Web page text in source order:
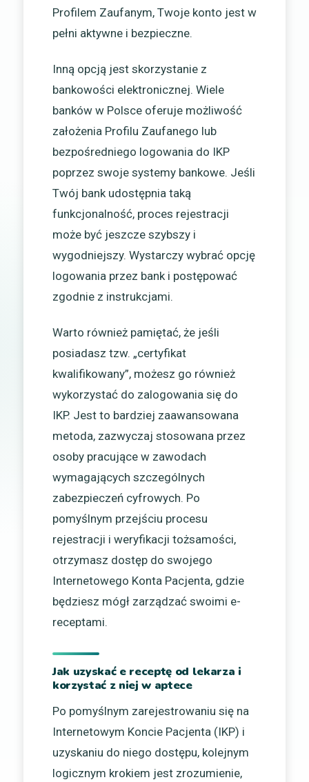
Profilem Zaufanym, Twoje konto jest w
pełni aktywne i bezpieczne.
Inną opcją jest skorzystanie z
bankowości elektronicznej. Wiele
banków w Polsce oferuje możliwość
założenia Profilu Zaufanego lub
bezpośredniego logowania do IKP
poprzez swoje systemy bankowe. Jeśli
Twój bank udostępnia taką
funkcjonalność, proces rejestracji
może być jeszcze szybszy i
wygodniejszy. Wystarczy wybrać opcję
logowania przez bank i postępować
zgodnie z instrukcjami.
Warto również pamiętać, że jeśli
posiadasz tzw. „certyfikat
kwalifikowany”, możesz go również
wykorzystać do zalogowania się do
IKP. Jest to bardziej zaawansowana
metoda, zazwyczaj stosowana przez
osoby pracujące w zawodach
wymagających szczególnych
zabezpieczeń cyfrowych. Po
pomyślnym przejściu procesu
rejestracji i weryfikacji tożsamości,
otrzymasz dostęp do swojego
Internetowego Konta Pacjenta, gdzie
będziesz mógł zarządzać swoimi e-
receptami.
Jak uzyskać e receptę od lekarza i
korzystać z niej w aptece
Po pomyślnym zarejestrowaniu się na
Internetowym Koncie Pacjenta (IKP) i
uzyskaniu do niego dostępu, kolejnym
logicznym krokiem jest zrozumienie,